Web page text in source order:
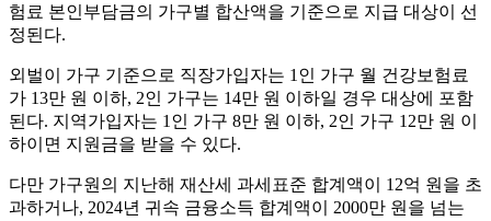
험료 본인부담금의 가구별 합산액을 기준으로 지급 대상이 선
정된다.
외벌이 가구 기준으로 직장가입자는 1인 가구 월 건강보험료
가 13만 원 이하, 2인 가구는 14만 원 이하일 경우 대상에 포함
된다. 지역가입자는 1인 가구 8만 원 이하, 2인 가구 12만 원 이
하이면 지원금을 받을 수 있다.
다만 가구원의 지난해 재산세 과세표준 합계액이 12억 원을 초
과하거나, 2024년 귀속 금융소득 합계액이 2000만 원을 넘는